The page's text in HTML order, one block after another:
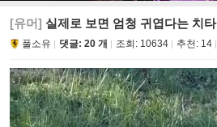
[유머] 실제로 보면 엄청 귀엽다는 치타
풀소유 댓글: 20 개 조회: 10634 추천: 14